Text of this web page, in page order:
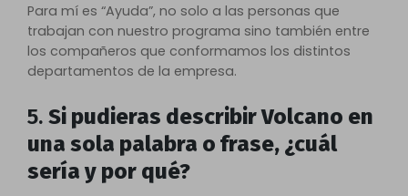
Para mí es “Ayuda”, no solo a las personas que
trabajan con nuestro programa sino también entre
los compañeros que conformamos los distintos
departamentos de la empresa.
5. Si pudieras describir Volcano en
una sola palabra o frase, ¿cuál
sería y por qué?